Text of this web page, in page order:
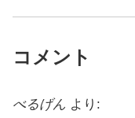
コメント
べるげん より: